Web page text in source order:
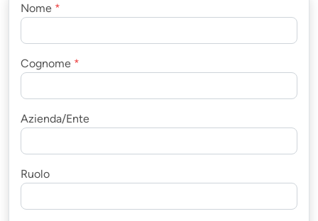
Nome *
Cognome *
Azienda/Ente
Ruolo